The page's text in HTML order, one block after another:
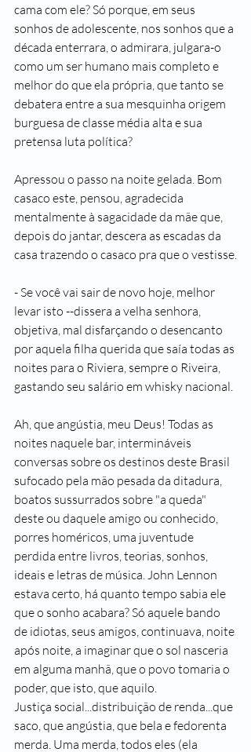
cama com ele? Só porque, em seus
sonhos de adolescente, nos sonhos que a
década enterrara, o admirara, julgara-o
como um ser humano mais completo e
melhor do que ela própria, que tanto se
debatera entre a sua mesquinha origem
burguesa de classe média alta e sua
pretensa luta política?
Apressou o passo na noite gelada. Bom
casaco este, pensou, agradecida
mentalmente à sagacidade da mãe que,
depois do jantar, descera as escadas da
casa trazendo o casaco pra que o vestisse.
- Se você vai sair de novo hoje, melhor
levar isto --dissera a velha senhora,
objetiva, mal disfarçando o desencanto
por aquela filha querida que saía todas as
noites para o Riviera, sempre o Riveira,
gastando seu salário em whisky nacional.
Ah, que angústia, meu Deus! Todas as
noites naquele bar, intermináveis
conversas sobre os destinos deste Brasil
sufocado pela mão pesada da ditadura,
boatos sussurrados sobre "a queda"
deste ou daquele amigo ou conhecido,
porres homéricos, uma juventude
perdida entre livros, teorias, sonhos,
ideais e letras de música. John Lennon
estava certo, há quanto tempo sabia ele
que o sonho acabara? Só aquele bando
de idiotas, seus amigos, continuava, noite
após noite, a imaginar que o sol nasceria
em alguma manhã, que o povo tomaria o
poder, que isto, que aquilo.
Justiça social...distribuição de renda...que
saco, que angústia, que bela e fedorenta
merda. Uma merda, todos eles (ela